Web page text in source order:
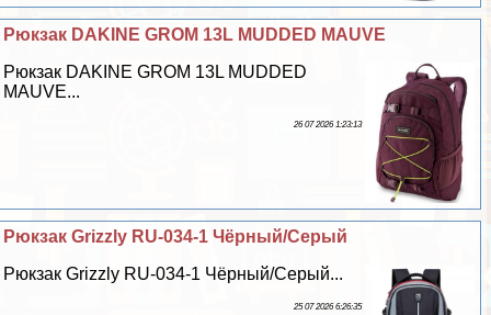
Рюкзак DAKINE GROM 13L MUDDED MAUVE
Рюкзак DAKINE GROM 13L MUDDED
MAUVE...
26 07 2026 1:23:13
Рюкзак Grizzly RU-034-1 Чёрный/Серый
Рюкзак Grizzly RU-034-1 Чёрный/Серый...
25 07 2026 6:26:35